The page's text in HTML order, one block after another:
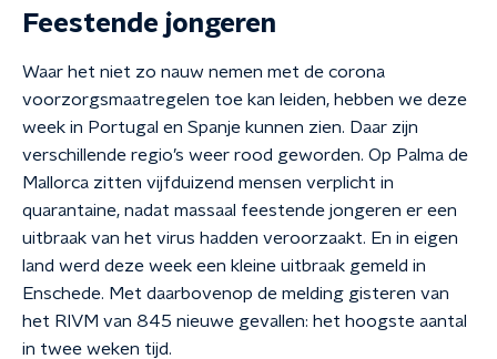
Feestende jongeren
Waar het niet zo nauw nemen met de corona
voorzorgsmaatregelen toe kan leiden, hebben we deze
week in Portugal en Spanje kunnen zien. Daar zijn
verschillende regio’s weer rood geworden. Op Palma de
Mallorca zitten vijfduizend mensen verplicht in
quarantaine, nadat massaal feestende jongeren er een
uitbraak van het virus hadden veroorzaakt. En in eigen
land werd deze week een kleine uitbraak gemeld in
Enschede. Met daarbovenop de melding gisteren van
het RIVM van 845 nieuwe gevallen: het hoogste aantal
in twee weken tijd.